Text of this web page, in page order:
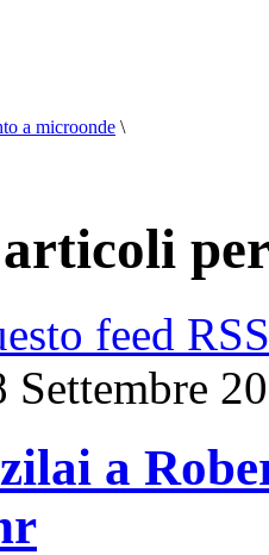
a microonde \
feed RSS
a